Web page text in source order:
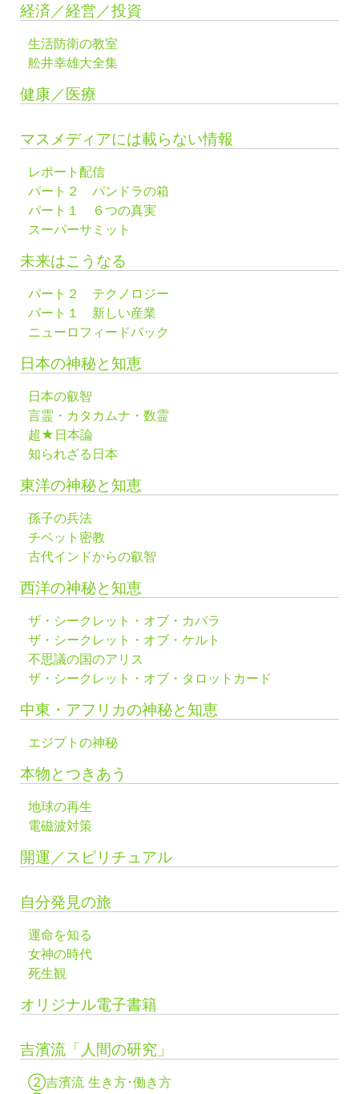
経済／経営／投資
生活防衛の教室
舩井幸雄大全集
健康／医療
マスメディアには載らない情報
レポート配信
パート２ パンドラの箱
パート１ ６つの真実
スーパーサミット
未来はこうなる
パート２ テクノロジー
パート１ 新しい産業
ニューロフィードバック
日本の神秘と知恵
日本の叡智
言霊・カタカムナ・数霊
超★日本論
知られざる日本
東洋の神秘と知恵
孫子の兵法
チベット密教
古代インドからの叡智
西洋の神秘と知恵
ザ・シークレット・オブ・カバラ
ザ・シークレット・オブ・ケルト
不思議の国のアリス
ザ・シークレット・オブ・タロットカード
中東・アフリカの神秘と知恵
エジプトの神秘
本物とつきあう
地球の再生
電磁波対策
開運／スピリチュアル
自分発見の旅
運命を知る
女神の時代
死生観
オリジナル電子書籍
吉濱流「人間の研究」
②吉濱流 生き方･働き方